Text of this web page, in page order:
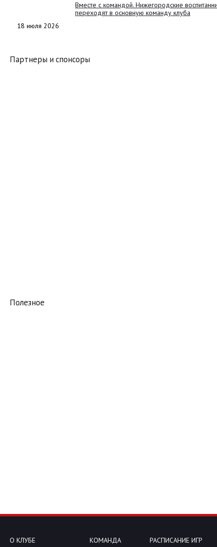
Вместе с командой. Нижегородские
переходят в основную команду клуба
18 июля 2026
Партнеры и спонсоры
Полезное
О КЛУБЕ КОМАНДА РАСПИСАНИЕ ИГР